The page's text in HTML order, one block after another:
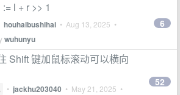
l + r >> 1
houhaibushihai • Aug 13, 2025 •
wuhunyu
6
Shift 键加鼠标滚动可以横向
• jackhu203040 • May 21, 2025 •
52